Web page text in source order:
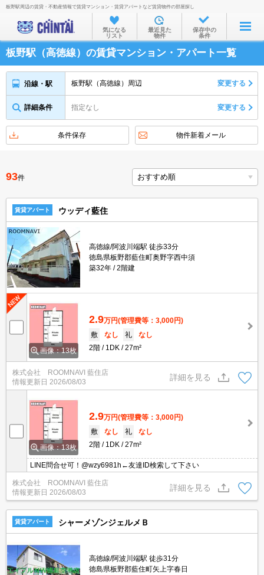
お部屋を探す
沿線・駅から
住所から
家賃相場から
物件特集から
不動産会社から
TOP
板野駅周辺の賃貸・不動産情報で賃貸マンション・賃貸アパートなど賃貸物件の部屋探し
気になる
リスト
最近見た
物件
保存中の
条件
板野駅（高徳線）の賃貸マンション・アパート一覧
沿線・駅 板野駅（高徳線）周辺 変更する
詳細条件 指定なし 変更する
条件保存 物件新着メール
93件
賃貸アパート ウッディ藍住
高徳線/阿波川端駅 徒歩33分
徳島県板野郡藍住町奥野字西中須
築32年
2階建
画像：13枚
2.9万円(管理費等：3,000円)
敷
なし 礼
なし
2階
1DK 27m²
株式会社 ROOMNAVI 藍住店
情報更新日 2026/08/03
詳細を見る
画像：13枚
2.9万円(管理費等：3,000円)
敷
なし 礼
なし
2階
1DK 27m²
LINE問合せ可！@wzy6981h←友達ID検索して下さい
株式会社 ROOMNAVI 藍住店
情報更新日 2026/08/03
詳細を見る
賃貸アパート シャーメゾンジェルメＢ
高徳線/阿波川端駅 徒歩31分
徳島県板野郡藍住町矢上字春日